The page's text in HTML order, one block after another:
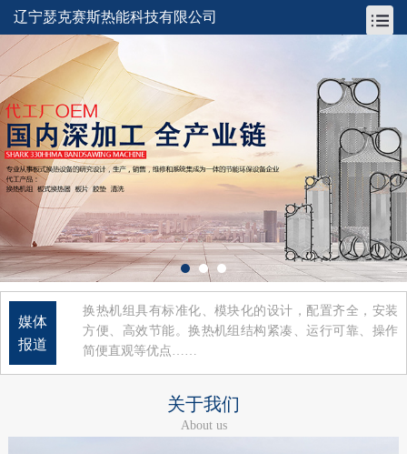
辽宁瑟克赛斯热能科技有限公司
媒体
报道
换热机组具有标准化、模块化的设计，配置齐全，安装
方便、高效节能。换热机组结构紧凑、运行可靠、操作
简便直观等优点……
关于我们
About us